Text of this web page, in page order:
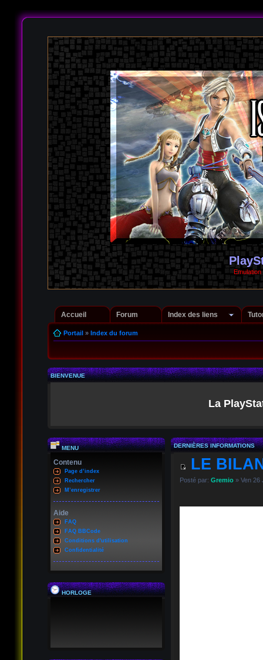
Accueil Forum Index des liens
Portail» Index du forum
BIENVENUE
La
MENU
Contenu
Page d’index
Rechercher
M’enregistrer
Aide
FAQ
FAQ BBCode
Conditions d'utilisation
Confidentialité
HORLOGE
DERNIÈRES INFORMATIONS
LE
Posté par: Gremio» Ven 26